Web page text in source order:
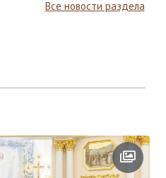
Все новости раздела